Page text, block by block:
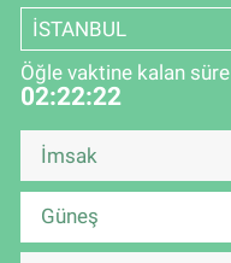
İSTANBUL
Öğle vaktine kalan süre
02:22:22
İmsak
Güneş